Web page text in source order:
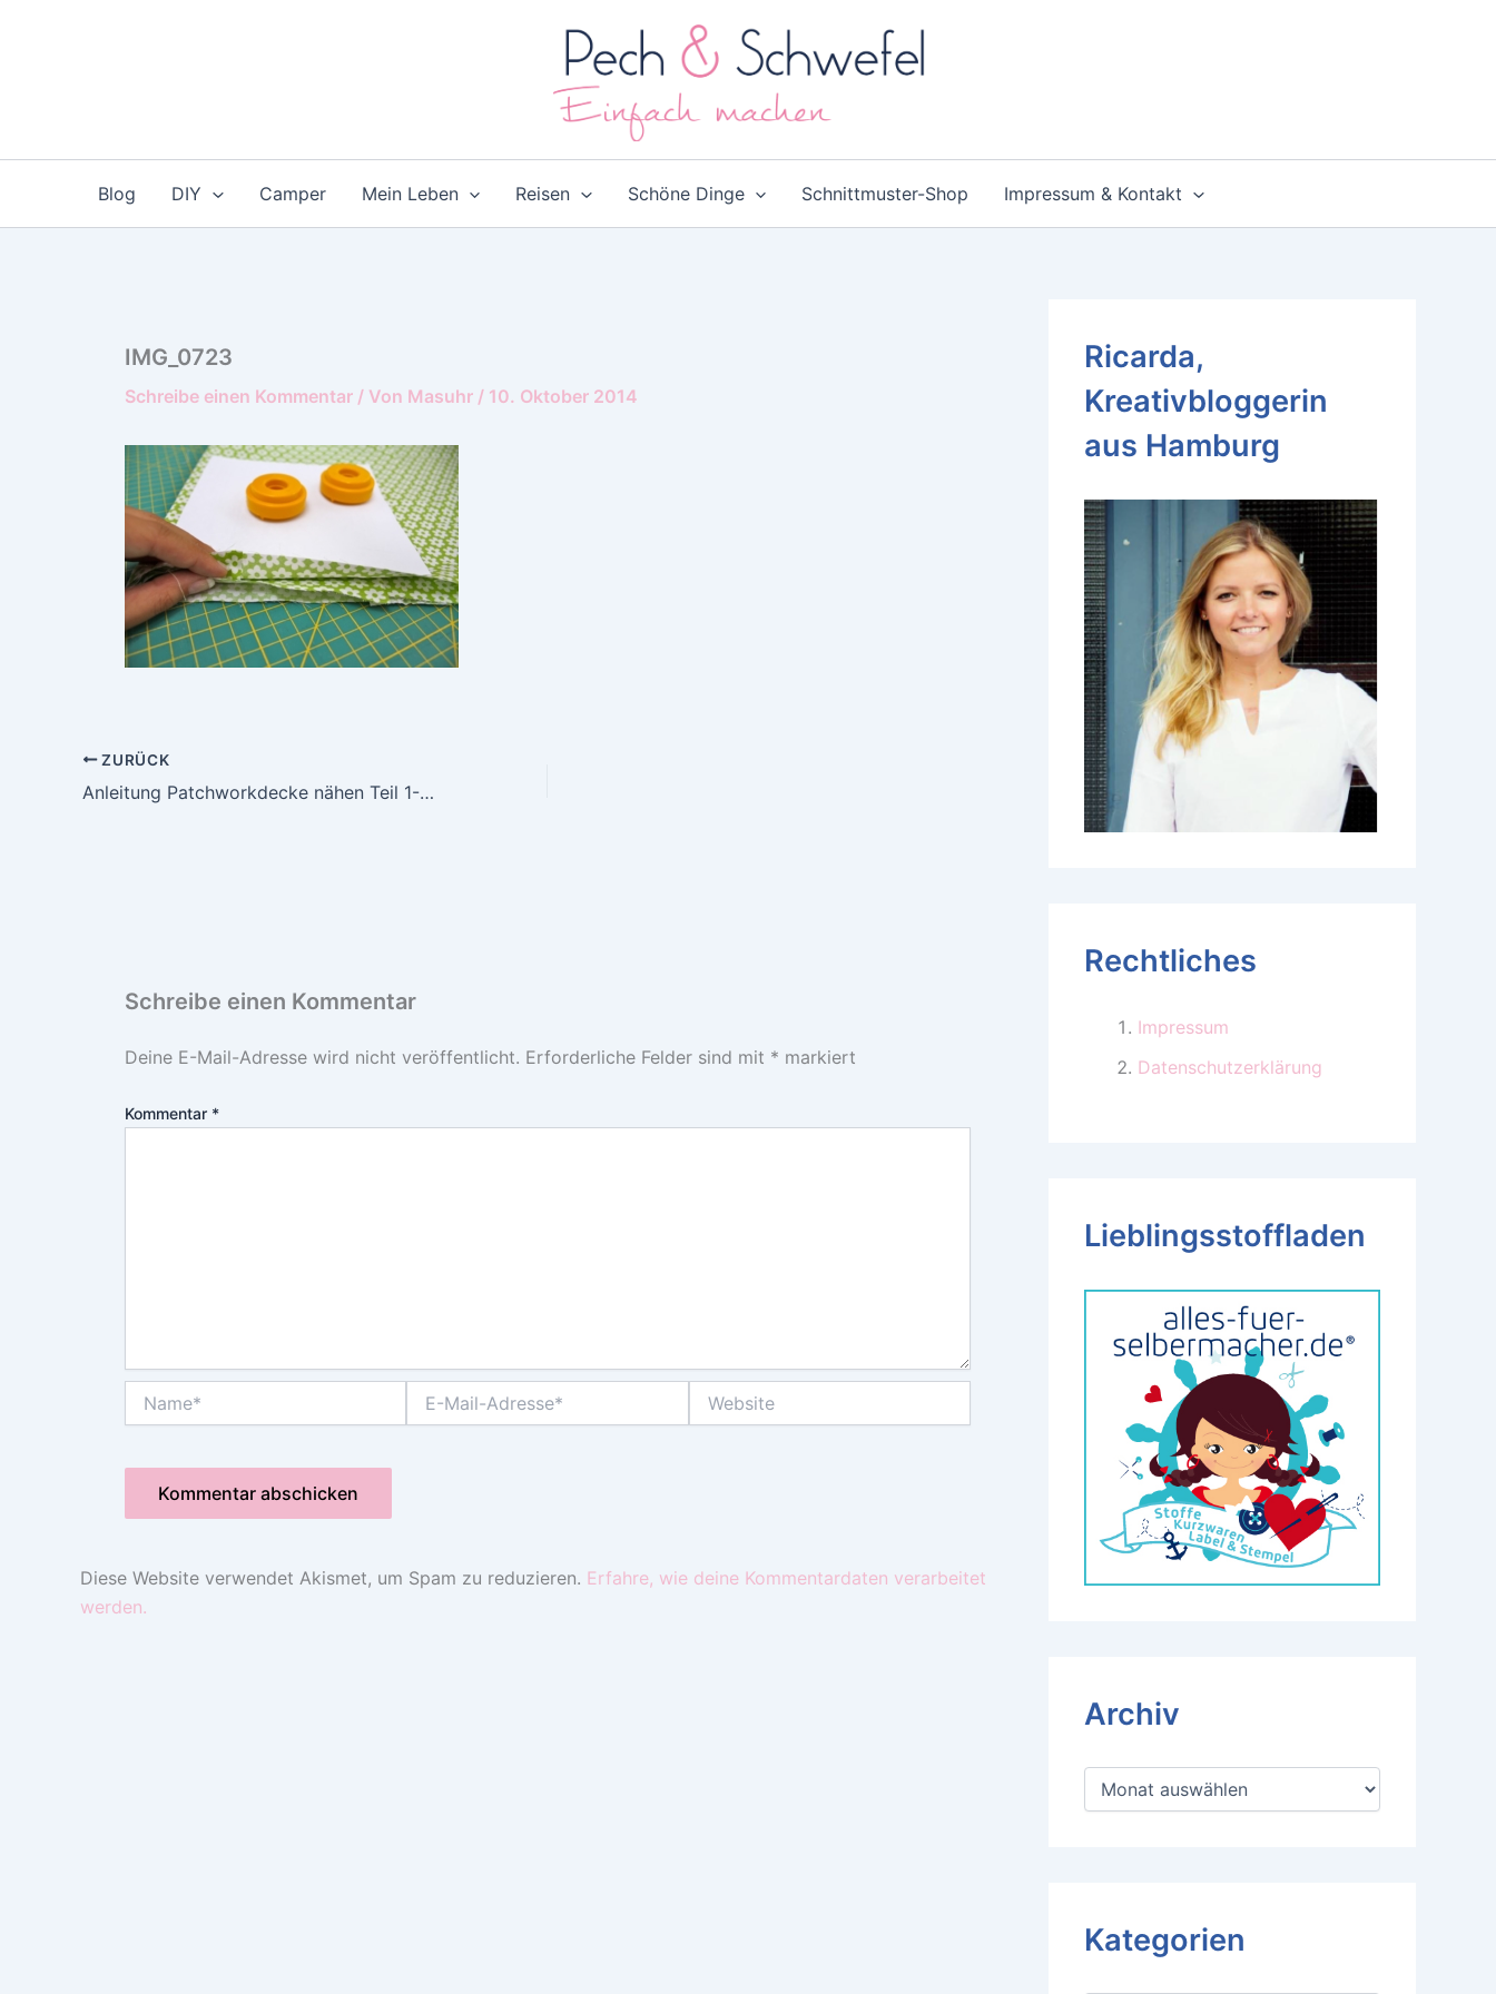
Blog DIY Camper Mein Leben Reisen Schöne Dinge Schnittmuster-Shop Impressum & Kontakt
IMG_0723
Schreibe einen Kommentar / Von Masuhr / 10. Oktober 2014
ZURÜCK
Anleitung Patchworkdecke nähen Teil 1- Vom Stoff bis zum Muster
Schreibe einen Kommentar
Deine E-Mail-Adresse wird nicht veröffentlicht. Erforderliche Felder sind mit * markiert
Kommentar *
Mail-
Diese Website verwendet Akismet, um Spam zu reduzieren. Erfahre, wie deine Kommentardaten verarbeitet
werden.
Ricarda,
Kreativbloggerin
aus Hamburg
Rechtliches
Impressum
Datenschutzerklärung
Lieblingsstoffladen
Archiv
A
Kategorien